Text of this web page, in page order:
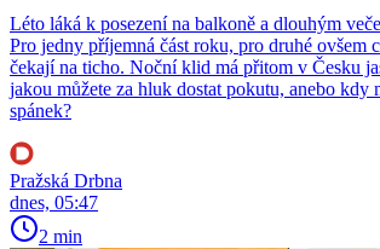
Léto láká k posezení na balkoně a dlouhým
Pro jedny příjemná část roku, pro druhé ovšem
čekají na ticho. Noční klid má přitom v Česku
jakou můžete za hluk dostat pokutu, anebo kdy
spánek?
Pražská Drbna
dnes, 05:47
2 min